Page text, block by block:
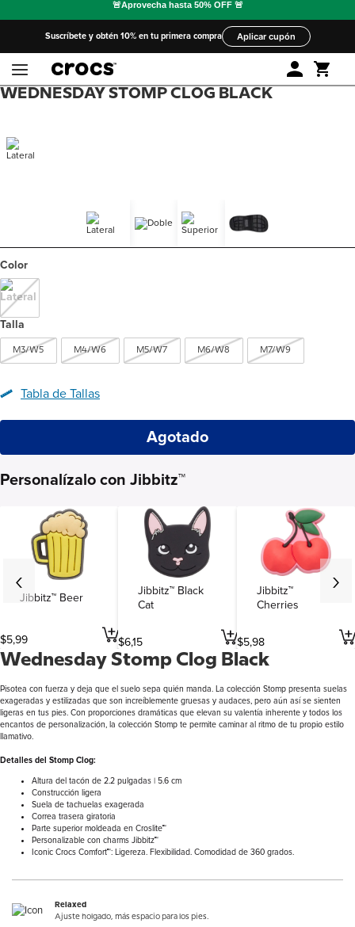
Suscríbete y obtén 10% en tu primera compra Aplicar cupón
WEDNESDAY STOMP CLOG BLACK
Talla
M3/W5 M4/W6 M5/W7 M6/W8 M7/W9
Color
Tabla de Tallas
Agotado
Personalízalo con Jibbitz™
Jibbitz™ Beer
$5,99
Jibbitz™ Black
Cat
$6,15
Jibbitz™
Cherries
$5,98
Wednesday Stomp Clog Black
Pisotea con fuerza y deja que el suelo sepa quién manda. La colección Stomp presenta suelas
exageradas y estilizadas que son increíblemente gruesas y audaces, pero aún así se sienten
ligeras en tus pies. Con proporciones dramáticas que elevan su valentía inherente y todos los
encantos de personalización, la colección Stomp te permite caminar al ritmo de tu propio estilo
llamativo.
Detalles del Stomp Clog:
Altura del tacón de 2.2 pulgadas | 5.6 cm
Construcción ligera
Suela de tachuelas exagerada
Correa trasera giratoria
Parte superior moldeada en Croslite™
Personalizable con charms Jibbitz™
Iconic Crocs Comfort™: Ligereza. Flexibilidad. Comodidad de 360 grados.
Relaxed
Ajuste holgado, más espacio para los pies.